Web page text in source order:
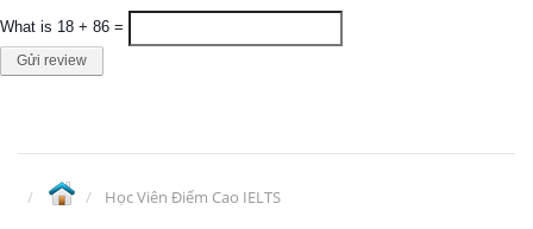
What is 18 + 86 =
Gửi review
Học Viên Điểm Cao IELTS